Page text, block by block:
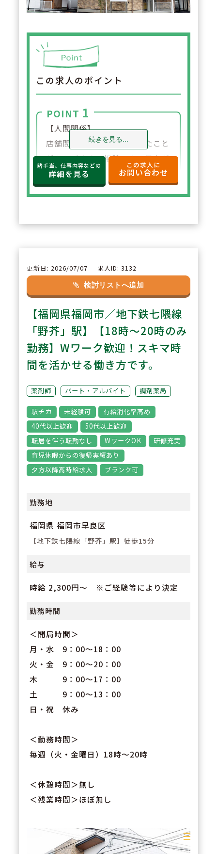
この求人のポイント
POINT 1
【人間関係】
店舗間の連携も良く、困ったこと
があればすぐに相談できる風土が
あります。人間関係を重視したい
方にもおすすめです。
POINT2
希望や適性に応じて在宅・商品企
画・採用など幅広い経験が可能で
す。薬剤師の枠を超えたキャリア
に挑戦できます。
POINT 3
【地域医療を支える先進的な取組
早期から無菌調剤やクリーンベン
チを導入し、地域医療への貢献に
積極的に取組んでいます。変化す
る医療環境の中で、薬剤師として
成長し変化し続けられる環境で
す。
続きを見る...
諸手当、仕事内容などの
詳細を見る
この求人に
お問い合わせ
更新日: 2026/07/07 求人ID: 3132
検討リストへ追加
【福岡県福岡市／地下鉄七隈線
「野芥」駅】【18時～20時のみ
勤務】Wワーク歓迎！スキマ時
間を活かせる働き方です。
薬剤師 パート・アルバイト 調剤薬局
駅チカ 未経験可
有給消化率高め
40代以上歓迎
50代以上歓迎
転居を伴う転勤なし
WワークOK
研修充実
育児休暇からの復帰実績あり
夕方以降高時給求人
ブランク可
勤務地
福岡県 福岡市早良区
【地下鉄七隈線「野芥」駅】徒歩15分
給与
時給 2,300円～ ※ご経験等により決定
勤務時間
＜開局時間＞
月・水 9：00～18：00
火・金 9：00～20：00
木 9：00～17：00
土 9：00～13：00
日・祝 休み
＜勤務時間＞
毎週（火・金曜日）18時～20時
＜休憩時間＞無し
＜残業時間＞ほぼ無し